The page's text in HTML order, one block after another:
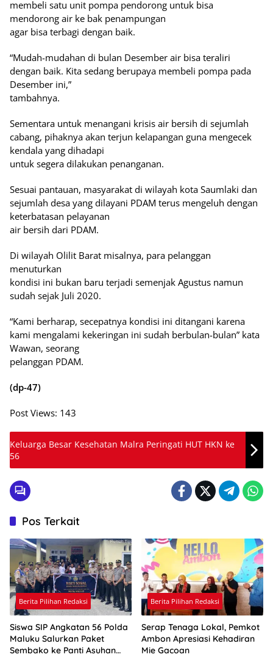
membeli satu unit pompa pendorong untuk bisa
mendorong air ke bak penampungan
agar bisa terbagi dengan baik.
“Mudah-mudahan di bulan Desember air bisa teraliri
dengan baik. Kita sedang berupaya membeli pompa pada
Desember ini,”
tambahnya.
Sementara untuk menangani krisis air bersih di sejumlah
cabang, pihaknya akan terjun kelapangan guna mengecek
kendala yang dihadapi
untuk segera dilakukan penanganan.
Sesuai pantauan, masyarakat di wilayah kota Saumlaki dan
sejumlah desa yang dilayani PDAM terus mengeluh dengan
keterbatasan pelayanan
air bersih dari PDAM.
Di wilayah Olilit Barat misalnya, para pelanggan
menuturkan
kondisi ini bukan baru terjadi semenjak Agustus namun
sudah sejak Juli 2020.
“Kami berharap, secepatnya kondisi ini ditangani karena
kami mengalami kekeringan ini sudah berbulan-bulan” kata
Wawan, seorang
pelanggan PDAM.
(dp-47)
Post Views: 143
Keluarga Besar Kesehatan Malra Peringati HUT HKN ke
56
Pos Terkait
Berita Pilihan Redaksi
Siswa SIP Angkatan 56 Polda
Maluku Salurkan Paket
Sembako ke Panti Asuhan
Berita Pilihan Redaksi
Serap Tenaga Lokal, Pemkot
Ambon Apresiasi Kehadiran
Mie Gacoan